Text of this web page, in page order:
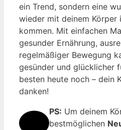
ein Trend, sondern eine
wieder mit deinem Körper
kommen. Mit einfachen
gesunder Ernährung,
regelmäßiger Bewegung
gesünder und glücklicher
besten heute noch – dein
danken!
PS: Um deinem
bestmöglichen